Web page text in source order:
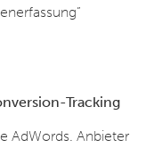
Tracking
AdWords. Anbieter